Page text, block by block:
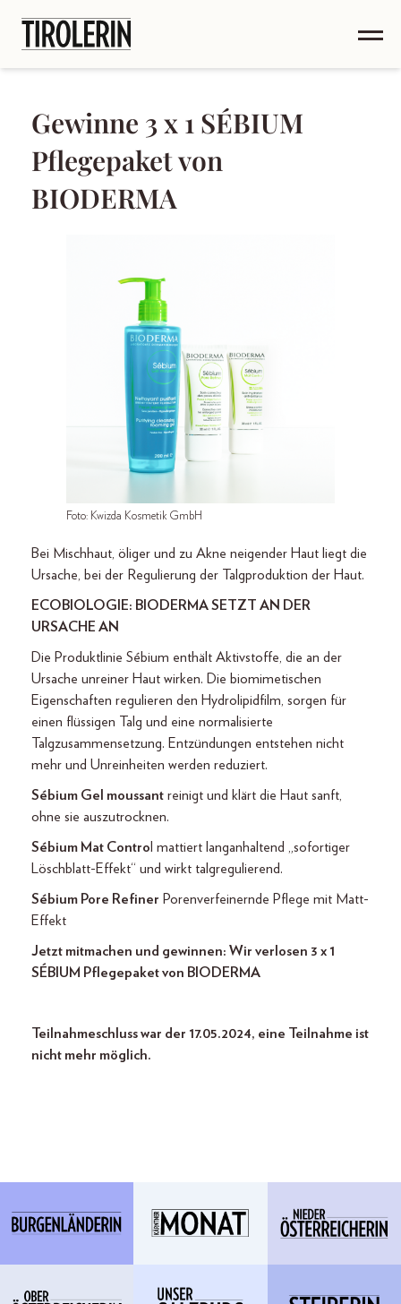
Gewinne 3 x 1 SÉBIUM
Pflegepaket von
BIODERMA
Foto: Kwizda Kosmetik GmbH
Bei Mischhaut, öliger und zu Akne neigender Haut liegt die
Ursache, bei der Regulierung der Talgproduktion der Haut.
ECOBIOLOGIE: BIODERMA SETZT AN DER
URSACHE AN
Die Produktlinie Sébium enthält Aktivstoffe, die an der
Ursache unreiner Haut wirken. Die biomimetischen
Eigenschaften regulieren den Hydrolipidfilm, sorgen für
einen flüssigen Talg und eine normalisierte
Talgzusammensetzung. Entzündungen entstehen nicht
mehr und Unreinheiten werden reduziert.
Sébium Gel moussant reinigt und klärt die Haut sanft,
ohne sie auszutrocknen.
Sébium Mat Contro l mattiert langanhaltend „sofortiger
Löschblatt-Effekt“ und wirkt talgregulierend.
Sébium Pore Refiner Porenverfeinernde Pflege mit Matt-
Effekt
Jetzt mitmachen und gewinnen: Wir verlosen 3 x 1
SÉBIUM Pflegepaket von BIODERMA
Teilnahmeschluss war der 17.05.2024, eine Teilnahme ist
nicht mehr möglich.